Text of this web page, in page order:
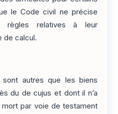
le Code civil ne précise
règles relatives à leur
de calcul.
autres que les biens
du de cujus et dont il n’a
par voie de testament